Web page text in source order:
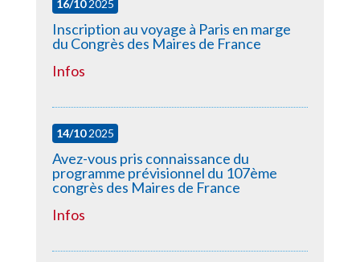
16/102025
Inscription au voyage à Paris en marge
du Congrès des Maires de France
Infos
14/102025
Avez-vous pris connaissance du
programme prévisionnel du 107ème
congrès des Maires de France
Infos